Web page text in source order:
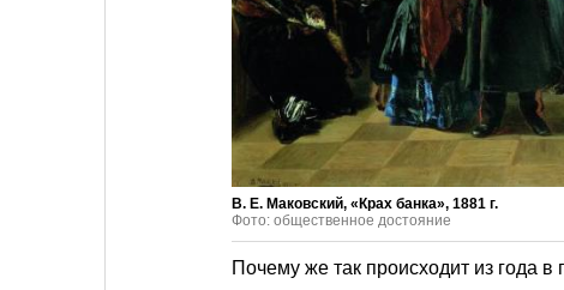
В. Е. Маковский, «Крах банка», 1881 г.
Фото: общественное достояние
Почему же так происходит из года в